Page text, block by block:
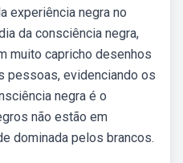
experiência negra no
da consciência negra,
muito capricho desenhos
pessoas, evidenciando os
negra é o
não estão em
dominada pelos brancos.